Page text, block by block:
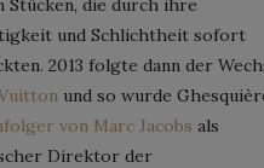
und Schlichtheit sofort
2013 folgte dann der
und so wurde
von Marc Jacobs als
Direktor der